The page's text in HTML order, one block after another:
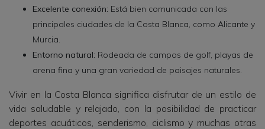
Excelente conexión: Está bien comunicada con las
principales ciudades de la Costa Blanca, como Alicante y
Murcia.
Entorno natural: Rodeada de campos de golf, playas de
arena fina y una gran variedad de paisajes naturales.
Vivir en la Costa Blanca significa disfrutar de un estilo de
vida saludable y relajado, con la posibilidad de practicar
deportes acuáticos, senderismo, ciclismo y muchas otras